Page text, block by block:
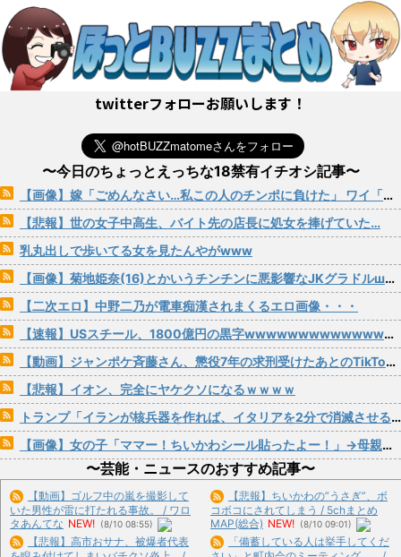
twitterフォローお願いします！
〜今日のちょっとえっちな18禁有イチオシ記事〜
【画像】嫁「ごめんなさい…私この人のチンポに負けた」 ワイ「クククw」 夫「くそっ」
【悲報】世の女子中高生、バイト先の店長に処女を捧げていた…
乳丸出しで歩いてる女を見たんやがwww
【画像】菊地姫奈(16)とかいうチンチンに悪影響なJKグラドルшшшшшшшшшшшш
【二次エロ】中野二乃が電車痴漢されまくるエロ画像・・・
【速報】USスチール、1800億円の黒字wwwwwwwwwwwwwwwwwwwwwwww
【動画】ジャンポケ斉藤さん、懲役7年の求刑受けたあとのTikTokライブ配信がヤバすぎると話題にwwwwwwwwwwwwwwwwwwww
【悲報】イオン、完全にヤケクソになるｗｗｗｗ
トランプ「イランが核兵器を作れば、イタリアを2分で消滅させる」メローニ「核を持っている国で実際に使ったアホはアメリカだけｗ」
【画像】女の子「ママー！ちいかわシール貼ったよー！」→母親の心をざわつかせてしまうｗｗｗｗ
〜芸能・ニュースのおすすめ記事〜
【動画】ゴルフ中の嵐を撮影して
いた男性が雷に打たれる事故。 / ワロ
タあんてな NEW! (8/10 08:55)
【悲報】高市おサナ、被爆者代表
【悲報】ちいかわの”うさぎ”、ボ
コボコにされてしまう / 5chまとめ
MAP(総合) NEW! (8/10 09:01)
「備蓄している人は挙手してくだ